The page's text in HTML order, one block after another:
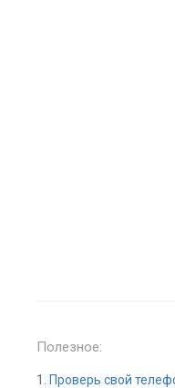
Полезное:
1.
Проверь свой